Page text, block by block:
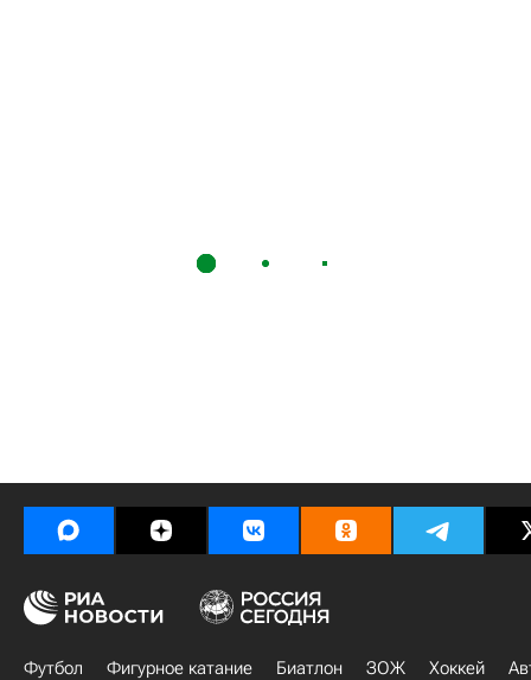
Футбол Фигурное катание Биатлон ЗОЖ Хоккей